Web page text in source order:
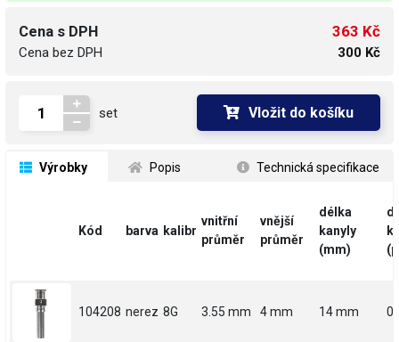
Cena s DPH
Cena bez DPH
363 Kč
300 Kč
set Vložit do košíku
Výrobky Popis Technická specifikace
Kód barva kalibr
vnitřní
průměr
vnější
průměr
délka
kanyly
(mm)
104208 nerez 8G 3.55 mm 4 mm 14 mm